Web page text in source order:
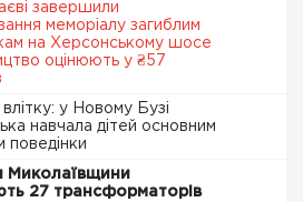
завершили
меморіалу загиблим
на Херсонському шосе
оцінюють у ₴57
у Новому Бузі
навчала дітей основним
поведінки
Миколаївщини
27 трансформаторів